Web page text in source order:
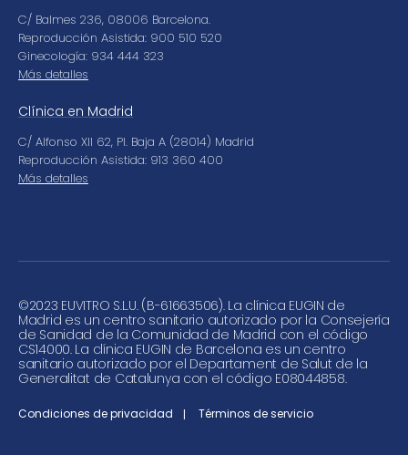
C/ Balmes 236, 08006 Barcelona.
Reproducción Asistida: 900 510 520
Ginecología: 934 444 323
Más detalles
Clínica en Madrid
C/ Alfonso XII 62, Pl. Baja A (28014) Madrid
Reproducción Asistida: 913 360 400
Más detalles
©2023 EUVITRO S.L.U. (B-61663506). La clínica EUGIN de
Madrid es un centro sanitario autorizado por la Consejería
de Sanidad de la Comunidad de Madrid con el código
CS14000. La clínica EUGIN de Barcelona es un centro
sanitario autorizado por el Departament de Salut de la
Generalitat de Catalunya con el código E08044858.
Condiciones de privacidad Términos de servicio